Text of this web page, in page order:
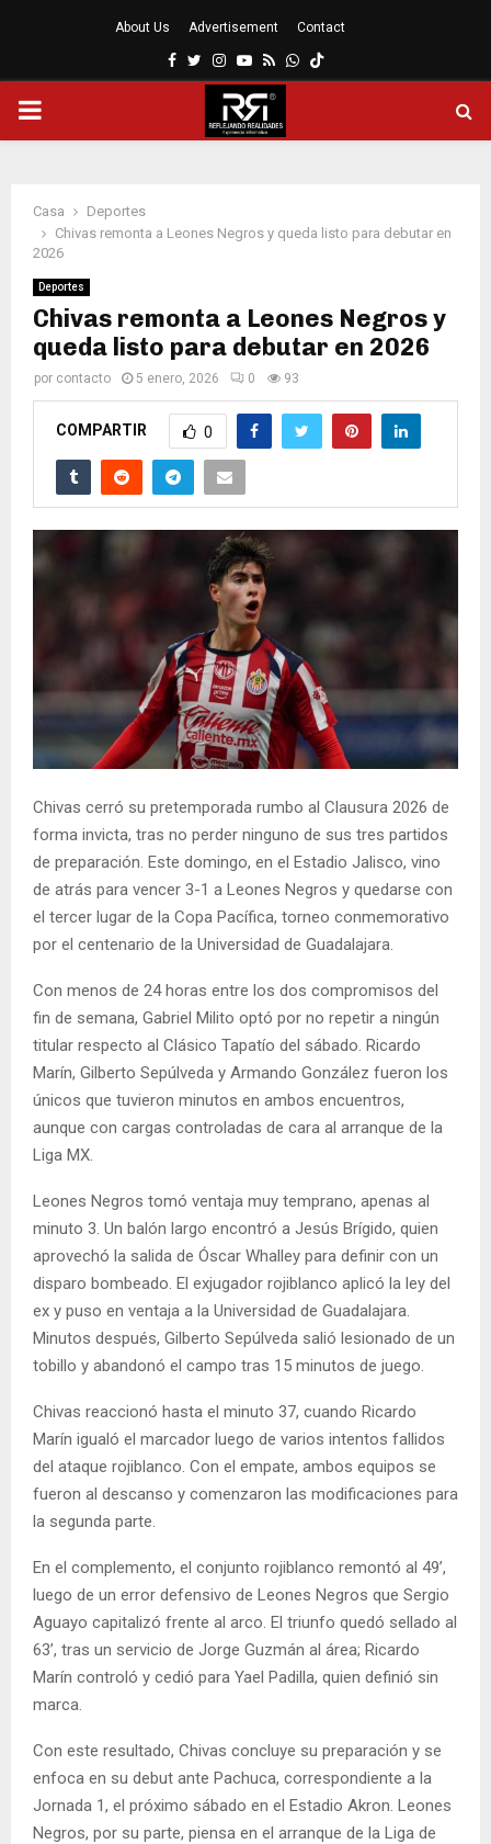
About Us Advertisement Contact
Facebook
Twitter
Instagram
Youtube
RssWhatsapp
MENÚ
Casa
Deportes
Chivas remonta a Leones Negros y queda listo para debutar en
2026
Deportes
Chivas remonta a Leones Negros y
queda listo para debutar en 2026
por contacto 5 enero, 2026 0 93
COMPARTIR 0
Chivas cerró su pretemporada rumbo al Clausura 2026 de
forma invicta, tras no perder ninguno de sus tres partidos
de preparación. Este domingo, en el Estadio Jalisco, vino
de atrás para vencer 3-1 a Leones Negros y quedarse con
el tercer lugar de la Copa Pacífica, torneo conmemorativo
por el centenario de la Universidad de Guadalajara.
Con menos de 24 horas entre los dos compromisos del
fin de semana, Gabriel Milito optó por no repetir a ningún
titular respecto al Clásico Tapatío del sábado. Ricardo
Marín, Gilberto Sepúlveda y Armando González fueron los
únicos que tuvieron minutos en ambos encuentros,
aunque con cargas controladas de cara al arranque de la
Liga MX.
Leones Negros tomó ventaja muy temprano, apenas al
minuto 3. Un balón largo encontró a Jesús Brígido, quien
aprovechó la salida de Óscar Whalley para definir con un
disparo bombeado. El exjugador rojiblanco aplicó la ley del
ex y puso en ventaja a la Universidad de Guadalajara.
Minutos después, Gilberto Sepúlveda salió lesionado de un
tobillo y abandonó el campo tras 15 minutos de juego.
Chivas reaccionó hasta el minuto 37, cuando Ricardo
Marín igualó el marcador luego de varios intentos fallidos
del ataque rojiblanco. Con el empate, ambos equipos se
fueron al descanso y comenzaron las modificaciones para
la segunda parte.
En el complemento, el conjunto rojiblanco remontó al 49’,
luego de un error defensivo de Leones Negros que Sergio
Aguayo capitalizó frente al arco. El triunfo quedó sellado al
63’, tras un servicio de Jorge Guzmán al área; Ricardo
Marín controló y cedió para Yael Padilla, quien definió sin
marca.
Con este resultado, Chivas concluye su preparación y se
enfoca en su debut ante Pachuca, correspondiente a la
Jornada 1, el próximo sábado en el Estadio Akron. Leones
Negros, por su parte, piensa en el arranque de la Liga de